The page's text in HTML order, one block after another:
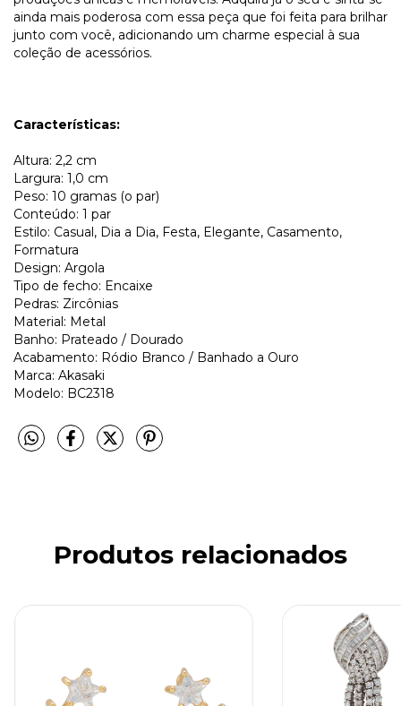
ainda mais poderosa com essa peça que foi feita para brilhar
junto com você, adicionando um charme especial à sua
coleção de acessórios.
Características:
Altura: 2,2 cm
Largura: 1,0 cm
Peso: 10 gramas (o par)
Conteúdo: 1 par
Estilo: Casual, Dia a Dia, Festa, Elegante, Casamento,
Formatura
Design: Argola
Tipo de fecho: Encaixe
Pedras: Zircônias
Material: Metal
Banho: Prateado / Dourado
Acabamento: Ródio Branco / Banhado a Ouro
Marca: Akasaki
Modelo: BC2318
Produtos relacionados